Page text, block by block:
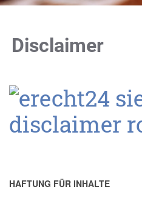
Disclaimer
HAFTUNG FÜR INHALTE